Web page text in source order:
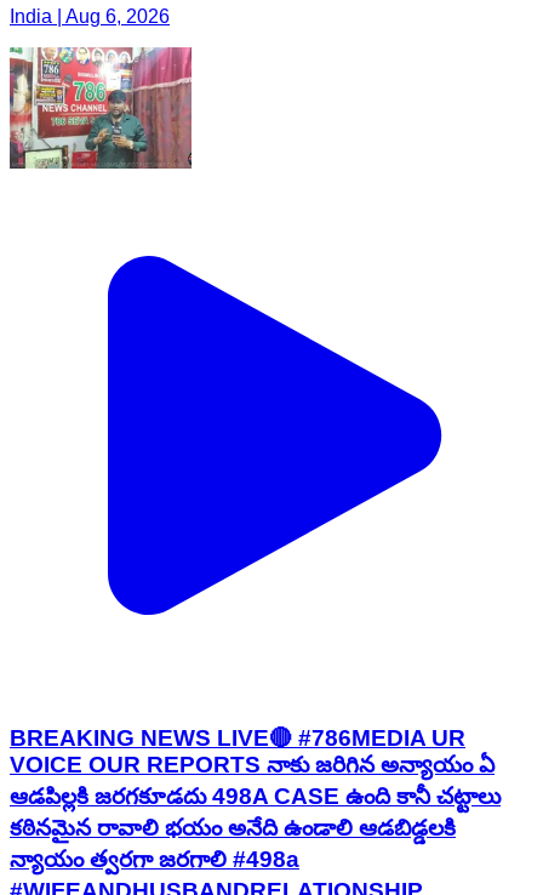
India | Aug 6, 2026
BREAKING NEWS LIVE🔴 #786MEDIA UR
VOICE OUR REPORTS నాకు జరిగిన అన్యాయం ఏ
ఆడపిల్లకి జరగకూడదు 498A CASE ఉంది కానీ చట్టాలు
కఠినమైన రావాలి భయం అనేది ఉండాలి ఆడబిడ్డలకి
న్యాయం త్వరగా జరగాలి #498a